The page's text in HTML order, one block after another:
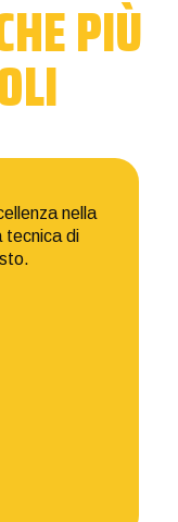
PIÙ
nella
tecnica di